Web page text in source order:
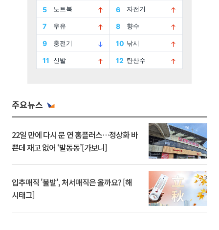
주요뉴스
22일 만에 다시 문 연 홈플러스…정상화 바
쁜데 재고 없어 ‘발동동’[가보니]
입추매직 '불발', 처서매직은 올까요? [해
시태그]